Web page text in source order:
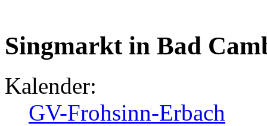
Singmarkt in Bad
Kalender:
GV-Frohsinn-Erbach